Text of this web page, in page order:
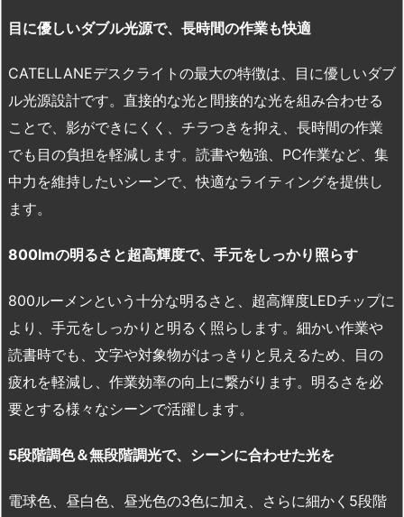
目に優しいダブル光源で、長時間の作業も快適
CATELLANEデスクライトの最大の特徴は、目に優しいダブ
ル光源設計です。直接的な光と間接的な光を組み合わせる
ことで、影ができにくく、チラつきを抑え、長時間の作業
でも目の負担を軽減します。読書や勉強、PC作業など、集
中力を維持したいシーンで、快適なライティングを提供し
ます。
800lmの明るさと超高輝度で、手元をしっかり照らす
800ルーメンという十分な明るさと、超高輝度LEDチップに
より、手元をしっかりと明るく照らします。細かい作業や
読書時でも、文字や対象物がはっきりと見えるため、目の
疲れを軽減し、作業効率の向上に繋がります。明るさを必
要とする様々なシーンで活躍します。
5段階調色＆無段階調光で、シーンに合わせた光を
電球色、昼白色、昼光色の3色に加え、さらに細かく5段階